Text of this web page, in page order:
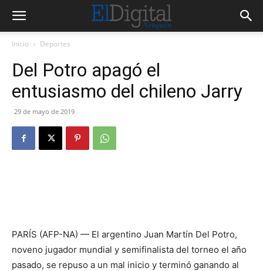
Inicio Deportes
Del Potro apagó el
entusiasmo del chileno Jarry
29 de mayo de 2019
PARÍS (AFP-NA) — El argentino Juan Martín Del Potro,
noveno jugador mundial y semifinalista del torneo el año
pasado, se repuso a un mal inicio y terminó ganando al